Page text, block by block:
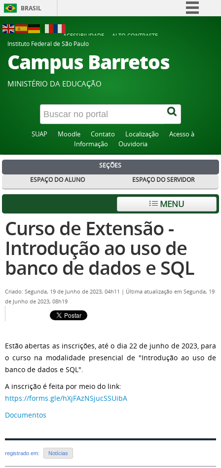
BRASIL
Participe
Acesso à informação
Canais
ACESSIBILIDADE
ALTO CONTRASTE
Instituto Federal de São Paulo
Campus Barretos
MINISTÉRIO DA EDUCAÇÃO
SUAP Moodle Contato Localização
Acesso à
Informação
Ouvidoria
SEÇÕES
ESPAÇO DO ALUNO
ESPAÇO DO SERVIDOR
MENU
Curso de Extensão -
Introdução ao uso de
banco de dados e SQL
Criado: Segunda, 19 de Junho de 2023, 04h11 | Última atualização em Segunda, 19
de Junho de 2023, 08h19
Estão abertas as inscrições, até o dia 22 de junho de 2023, para
o curso na modalidade presencial de "Introdução ao uso de
banco de dados e SQL".
A inscrição é feita por meio do link:
https://forms.gle/hXjFAzNSjucSSUibA
Documentos
registrado em: Notícias